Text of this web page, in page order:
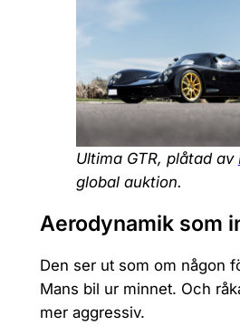
Ultima GTR, plåtad av
global auktion.
Aerodynamik som
Den ser ut som om någon
Mans bil ur minnet. Och
mer aggressiv.